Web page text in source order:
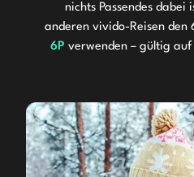
nichts Passendes dabei
anderen vivido-Reisen den
6P verwenden – gültig